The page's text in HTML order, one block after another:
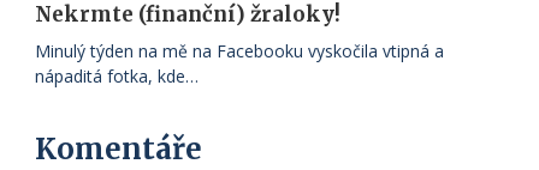
Nekrmte (finanční) žraloky!
Minulý týden na mě na Facebooku vyskočila vtipná a
nápaditá fotka, kde…
Komentáře